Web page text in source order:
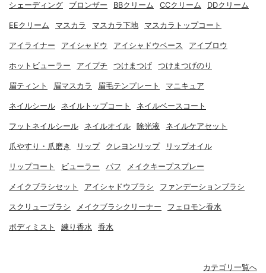
シェーディング ブロンザー BBクリーム CCクリーム DDクリーム
EEクリーム マスカラ マスカラ下地 マスカラトップコート
アイライナー アイシャドウ アイシャドウベース アイブロウ
ホットビューラー アイプチ つけまつげ つけまつげのり
眉ティント 眉マスカラ 眉毛テンプレート マニキュア
ネイルシール ネイルトップコート ネイルベースコート
フットネイルシール ネイルオイル 除光液 ネイルケアセット
爪やすり・爪磨き リップ クレヨンリップ リップオイル
リップコート ビューラー パフ メイクキープスプレー
メイクブラシセット アイシャドウブラシ ファンデーションブラシ
スクリューブラシ メイクブラシクリーナー フェロモン香水
ボディミスト 練り香水 香水
カテゴリ一覧へ